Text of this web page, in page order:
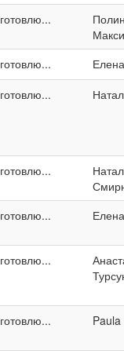
готовлю...
готовлю...
готовлю...
готовлю...
готовлю...
готовлю...
готовлю... Paula